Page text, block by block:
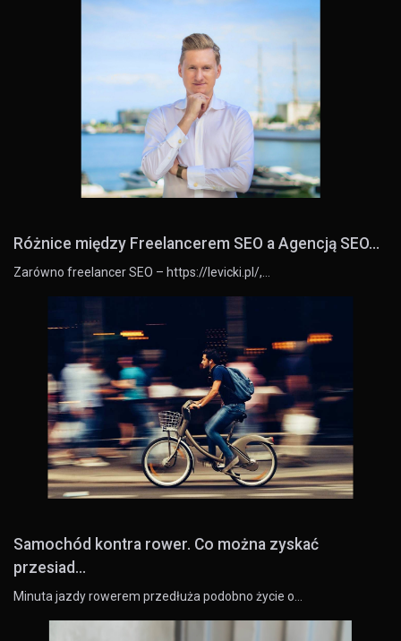
Różnice między Freelancerem SEO a Agencją SEO...
Zarówno freelancer SEO – https://levicki.pl/,…
Samochód kontra rower. Co można zyskać
przesiad...
Minuta jazdy rowerem przedłuża podobno życie o…